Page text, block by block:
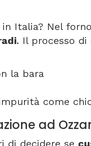
Italia? Nel
. Il processo
la bara
come
ad
di decidere se